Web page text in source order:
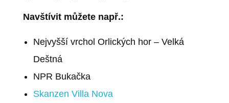
Navštívit můžete např.:
Nejvyšší vrchol Orlických hor – Velká
Deštná
NPR Bukačka
Skanzen Villa Nova